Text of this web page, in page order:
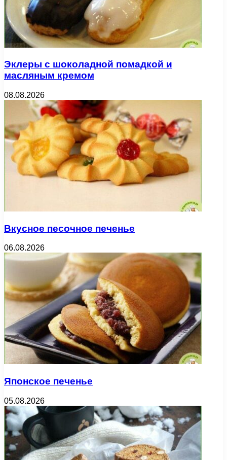
Эклеры с шоколадной помадкой и
масляным кремом
08.08.2026
Вкусное песочное печенье
06.08.2026
Японское печенье
05.08.2026